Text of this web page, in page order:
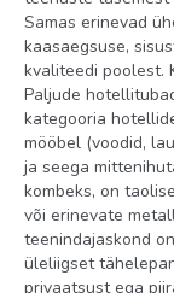
Samas erinevad
kaasaegsuse,
kvaliteedi poolest.
Paljude
kategooria
mööbel (voodid,
ja seega
kombeks, on
või erinevate
teenindajaskond
üleliigset
privaatsust ega